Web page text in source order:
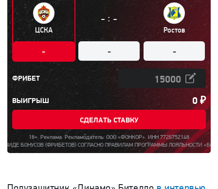
ЦСКА
-
- : -
-
Ростов
-
ФРИБЕТ
ВЫИГРЫШ 0₽
СДЕЛАТЬ СТАВКУ
18+. Реклама. Рекламодатель: ООО «ФОНКОР». ИНН 7726752148
(ФРИБЕТОВ) СОГЛАСНО ПРАВИЛАМ ПРОГРАММЫ ЛОЯЛЬНОСТИ «БОНУС ЗА